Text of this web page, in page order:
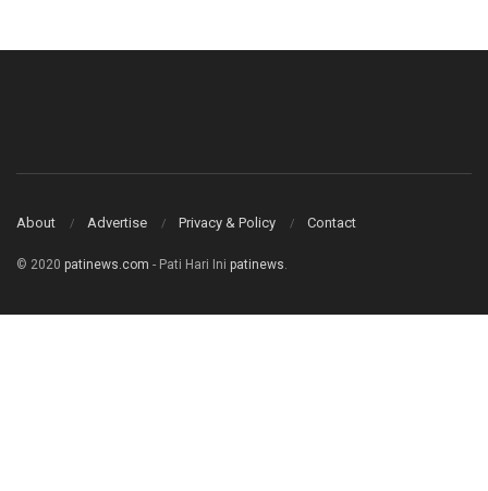
About Advertise Privacy & Policy Contact
© 2020 patinews.com - Pati Hari Ini patinews.